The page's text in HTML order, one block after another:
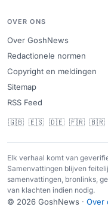
OVER ONS
Over GoshNews
Redactionele normen
Copyright en meldingen
Sitemap
RSS Feed
🇬🇧 🇪🇸 🇩🇪 🇫🇷 🇧🇷
Elk verhaal komt van
Samenvattingen blijven
samenvattingen, bronlinks,
van klachten indien nodig.
© 2026 GoshNews · Over